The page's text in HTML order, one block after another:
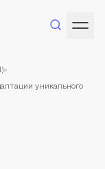
уникального